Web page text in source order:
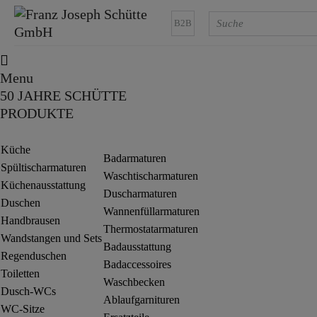
B2B
Menu
50 JAHRE SCHÜTTE
PRODUKTE
Küche
Spültischarmaturen
Küchenausstattung
Duschen
Handbrausen
Wandstangen und Sets
Regenduschen
Toiletten
Dusch-WCs
WC-Sitze
Badarmaturen
Waschtischarmaturen
Duscharmaturen
Wannenfüllarmaturen
Thermostatarmaturen
Badausstattung
Badaccessoires
Waschbecken
Ablaufgarnituren